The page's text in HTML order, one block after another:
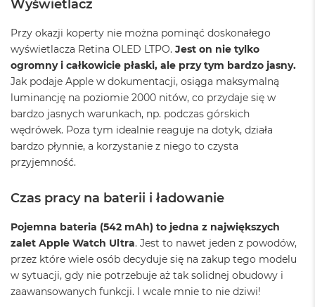
M
a
c
B
o
o
k
A
i
r
S
r
r
y
M
a
c
B
Wyświetlacz
Przy okazji koperty nie można pominąć doskonałego
wyświetlacza Retina OLED LTPO. Jest on nie tylko
ogromny i całkowicie płaski, ale przy tym bardzo jasny.
Jak podaje Apple w dokumentacji, osiąga maksymalną
luminancję na poziomie 2000 nitów, co przydaje się w
bardzo jasnych warunkach, np. podczas górskich
wędrówek. Poza tym idealnie reaguje na dotyk, działa
bardzo płynnie, a korzystanie z niego to czysta
przyjemność.
Czas pracy na baterii i ładowanie
Pojemna bateria (542 mAh) to jedna z największych
zalet Apple Watch Ultra. Jest to nawet jeden z powodów,
przez które wiele osób decyduje się na zakup tego modelu
w sytuacji, gdy nie potrzebuje aż tak solidnej obudowy i
zaawansowanych funkcji. I wcale mnie to nie dziwi!